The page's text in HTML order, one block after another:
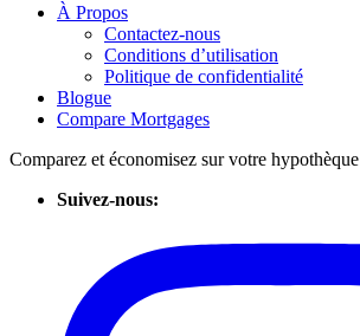
À Propos
Contactez-nous
Conditions d’utilisation
Politique de confidentialité
Blogue
Compare Mortgages
Comparez et économisez sur votre hypothèque
Suivez-nous: